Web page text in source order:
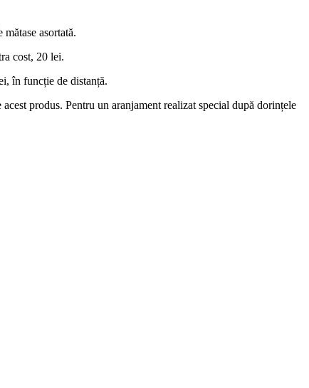
asortată.
cost, 20 lei.
în funcție de distanță.
produs. Pentru un aranjament realizat special după dorințele